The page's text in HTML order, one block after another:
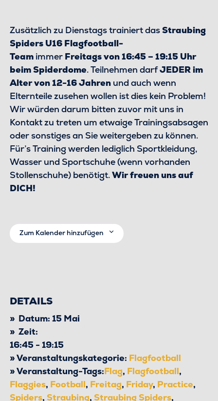
Zusätzlich zu Dienstags trainiert dasStraubing
Spiders U16 Flagfootball-
Team immer Freitags von 16:45 – 19:15 Uhr
beim Spiderdome. Teilnehmen darfJEDER im
Alter von 12-16 Jahren und auch wenn
Elternteile zusehen wollen ist dies kein Problem!
Wir würden darum bitten zuvor mit uns in
Kontakt zu treten um etwaige Trainingsabsagen
oder sonstiges an Sie weitergeben zu können.
Für’s Training werden lediglich Sportkleidung,
Wasser und Sportschuhe (wenn vorhanden
Stollenschuhe) benötigt.Wir freuen uns auf
DICH!
Zum Kalender hinzufügen
DETAILS
Datum: 15 Mai
Zeit:
16:45 - 19:15
Veranstaltungskategorie: Flagfootball
Veranstaltung-Tags:Flag, Flagfootball,
Flaggies, Football, Freitag, Friday, Practice,
Spiders, Straubing, Straubing Spiders,